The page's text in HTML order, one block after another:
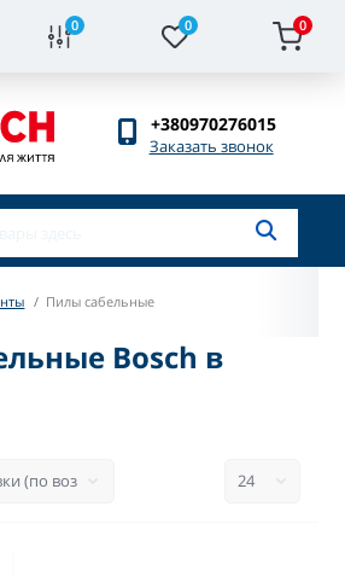
0 0 0
+380970276015
Заказать звонок
Пилы сабельные
Bosch в